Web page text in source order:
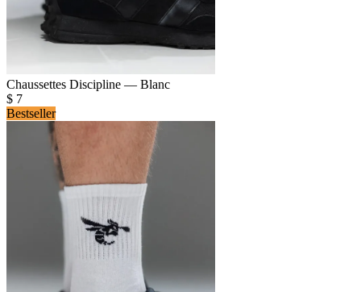
Chaussettes Discipline — Blanc
$ 7
Bestseller